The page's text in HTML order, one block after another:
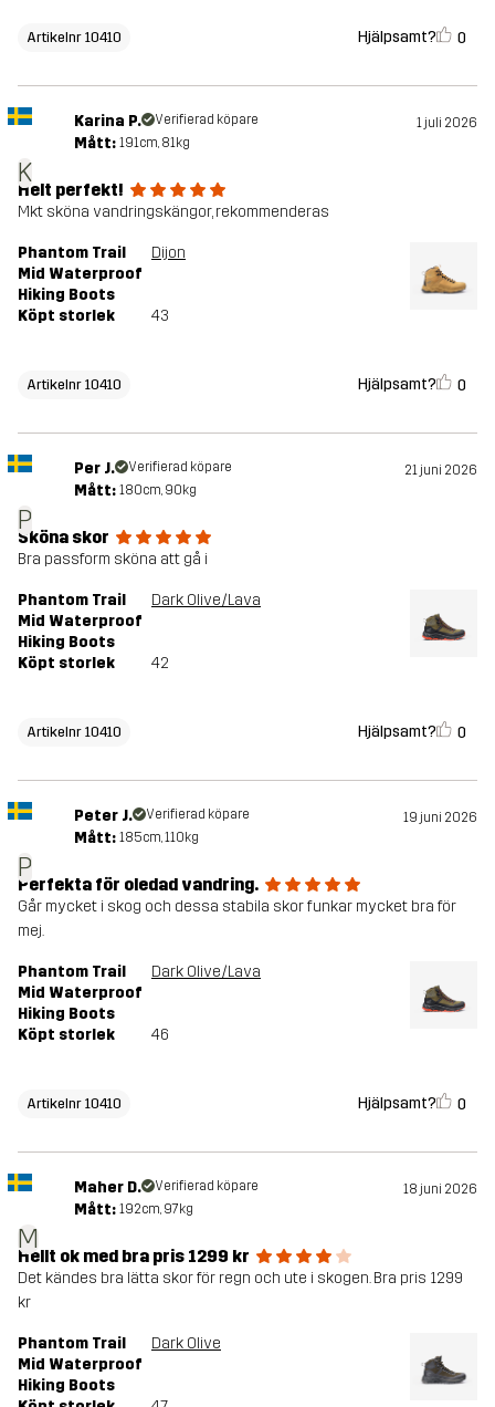
Artikelnr 10410 Hjälpsamt? 0
K
Karina P. Verifierad köpare 1 juli 2026
Mått: 191cm, 81kg
Helt perfekt!
Mkt sköna vandringskängor, rekommenderas
Phantom Trail
Mid Waterproof
Hiking Boots
Dijon
Köpt storlek 43
Artikelnr 10410 Hjälpsamt? 0
P
Per J. Verifierad köpare 21 juni 2026
Mått: 180cm, 90kg
Sköna skor
Bra passform sköna att gå i
Phantom Trail
Mid Waterproof
Hiking Boots
Dark Olive/Lava
Köpt storlek 42
Artikelnr 10410 Hjälpsamt? 0
P
Peter J. Verifierad köpare 19 juni 2026
Mått: 185cm, 110kg
Perfekta för oledad vandring.
Går mycket i skog och dessa stabila skor funkar mycket bra för
mej.
Phantom Trail
Mid Waterproof
Hiking Boots
Dark Olive/Lava
Köpt storlek 46
Artikelnr 10410 Hjälpsamt? 0
M
Maher D. Verifierad köpare 18 juni 2026
Mått: 192cm, 97kg
Hellt ok med bra pris 1299 kr
Det kändes bra lätta skor för regn och ute i skogen. Bra pris 1299
kr
Phantom Trail
Mid Waterproof
Hiking Boots
Dark Olive